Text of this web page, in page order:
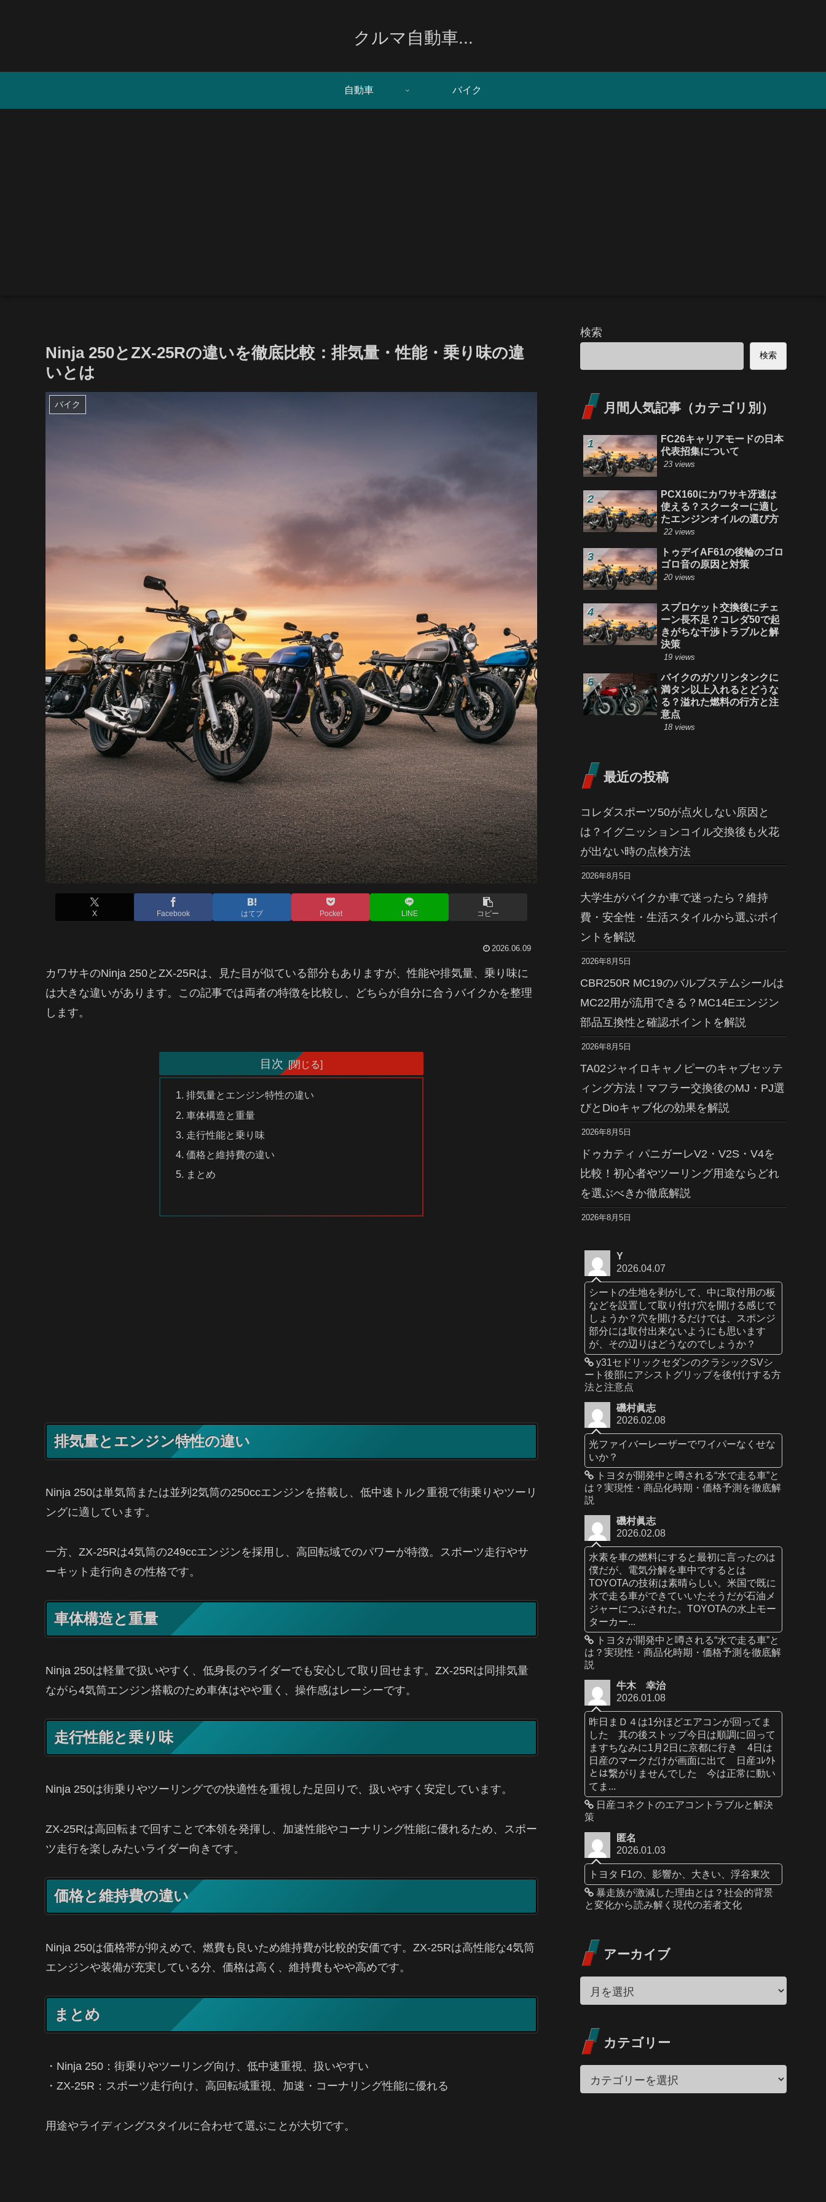
クルマ自動車...
自動車 バイク
Ninja 250とZX-25Rの違いを徹底比較：排気量・性能・乗り味の違
いとは
バイク
X Facebook はてブ Pocket LINE コピー
2026.06.09
カワサキのNinja 250とZX-25Rは、見た目が似ている部分もありますが、性能や排気量、乗り味に
は大きな違いがあります。この記事では両者の特徴を比較し、どちらが自分に合うバイクかを整理
します。
目次
排気量とエンジン特性の違い
車体構造と重量
走行性能と乗り味
価格と維持費の違い
まとめ
排気量とエンジン特性の違い
Ninja 250は単気筒または並列2気筒の250ccエンジンを搭載し、低中速トルク重視で街乗りやツーリ
ングに適しています。
一方、ZX-25Rは4気筒の249ccエンジンを採用し、高回転域でのパワーが特徴。スポーツ走行やサ
ーキット走行向きの性格です。
車体構造と重量
Ninja 250は軽量で扱いやすく、低身長のライダーでも安心して取り回せます。ZX-25Rは同排気量
ながら4気筒エンジン搭載のため車体はやや重く、操作感はレーシーです。
走行性能と乗り味
Ninja 250は街乗りやツーリングでの快適性を重視した足回りで、扱いやすく安定しています。
ZX-25Rは高回転まで回すことで本領を発揮し、加速性能やコーナリング性能に優れるため、スポー
ツ走行を楽しみたいライダー向きです。
価格と維持費の違い
Ninja 250は価格帯が抑えめで、燃費も良いため維持費が比較的安価です。ZX-25Rは高性能な4気筒
エンジンや装備が充実している分、価格は高く、維持費もやや高めです。
まとめ
・Ninja 250：街乗りやツーリング向け、低中速重視、扱いやすい
・ZX-25R：スポーツ走行向け、高回転域重視、加速・コーナリング性能に優れる
用途やライディングスタイルに合わせて選ぶことが大切です。
検索
検索
月間人気記事（カテゴリ別）
FC26キャリアモードの日本
代表招集について
23 views
PCX160にカワサキ冴速は
使える？スクーターに適し
たエンジンオイルの選び方
22 views
トゥデイAF61の後輪のゴロ
ゴロ音の原因と対策
20 views
スプロケット交換後にチェ
ーン長不足？コレダ50で起
きがちな干渉トラブルと解
決策
19 views
バイクのガソリンタンクに
満タン以上入れるとどうな
る？溢れた燃料の行方と注
意点
18 views
最近の投稿
コレダスポーツ50が点火しない原因と
は？イグニッションコイル交換後も火花
が出ない時の点検方法
2026年8月5日
大学生がバイクか車で迷ったら？維持
費・安全性・生活スタイルから選ぶポイ
ントを解説
2026年8月5日
CBR250R MC19のバルブステムシールは
MC22用が流用できる？MC14Eエンジン
部品互換性と確認ポイントを解説
2026年8月5日
TA02ジャイロキャノピーのキャブセッテ
ィング方法！マフラー交換後のMJ・PJ選
びとDioキャブ化の効果を解説
2026年8月5日
ドゥカティ パニガーレV2・V2S・V4を
比較！初心者やツーリング用途ならどれ
を選ぶべきか徹底解説
2026年8月5日
Y
2026.04.07
シートの生地を剥がして、中に取付用の板
などを設置して取り付け穴を開ける感じで
しょうか？穴を開けるだけでは、スポンジ
部分には取付出来ないようにも思います
が、その辺りはどうなのでしょうか？
y31セドリックセダンのクラシックSVシ
ート後部にアシストグリップを後付けする方
法と注意点
磯村眞志
2026.02.08
光ファイバーレーザーでワイパーなくせな
いか？
トヨタが開発中と噂される“水で走る車”と
は？実現性・商品化時期・価格予測を徹底解
説
磯村眞志
2026.02.08
水素を車の燃料にすると最初に言ったのは
僕だが、電気分解を車中でするとは
TOYOTAの技術は素晴らしい。米国で既に
水で走る車ができていいたそうだが石油メ
ジャーにつぶされた。TOYOTAの水上モー
ターカー...
トヨタが開発中と噂される“水で走る車”と
は？実現性・商品化時期・価格予測を徹底解
説
牛木 幸治
2026.01.08
昨日まＤ４は1分ほどエアコンが回ってま
した 其の後ストップ今日は順調に回って
ますちなみに1月2日に京都に行き 4日は
日産のマークだけが画面に出て 日産ｺﾚｸﾄ
とは繋がりませんでした 今は正常に動い
てま...
日産コネクトのエアコントラブルと解決
策
匿名
2026.01.03
トヨタ F1の、影響か、大きい、浮谷東次
暴走族が激減した理由とは？社会的背景
と変化から読み解く現代の若者文化
アーカイブ
カテゴリー